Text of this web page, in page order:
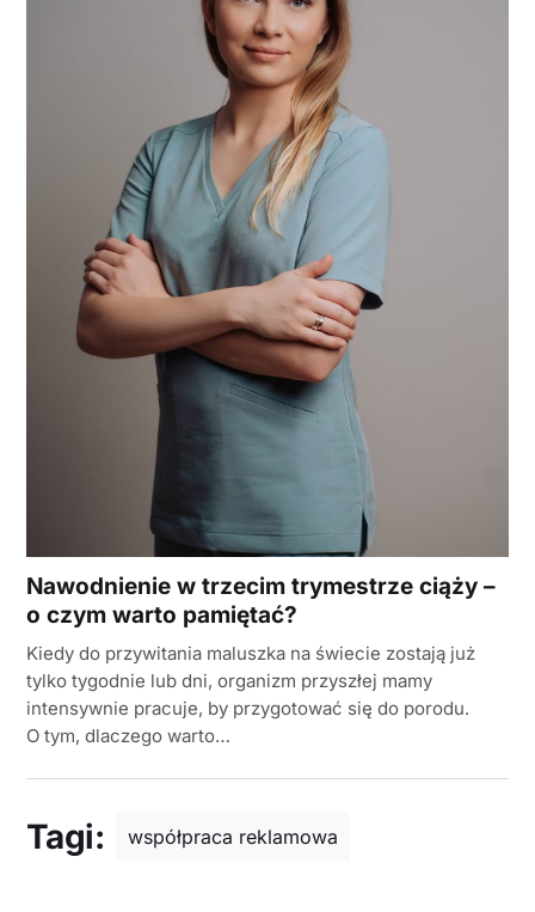
Nawodnienie w trzecim trymestrze ciąży –
o czym warto pamiętać?
Kiedy do przywitania maluszka na świecie zostają już
tylko tygodnie lub dni, organizm przyszłej mamy
intensywnie pracuje, by przygotować się do porodu.
O tym, dlaczego warto…
Tagi: współpraca reklamowa